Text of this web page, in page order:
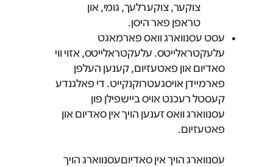
צוקער, צוקערלעך, גומי, און
טראפן פאר היסן.
עסט עסנווארג וואס פארמאגט
עלעקטראלייטס. עלעקטראלייטס, אזוי ווי
סאדיום און פאטעזיום, קענען העלפן
פארמיידן אויסגעטרוקנקייט. די פאלגנדע
קעסטל רעכנט אויס ביישפילן פון
עסנווארג וואס זענען הויך אין סאדיום און
פאטעזיום.
עסנווארג הויך אין סאדיוםעסנווארג הויך